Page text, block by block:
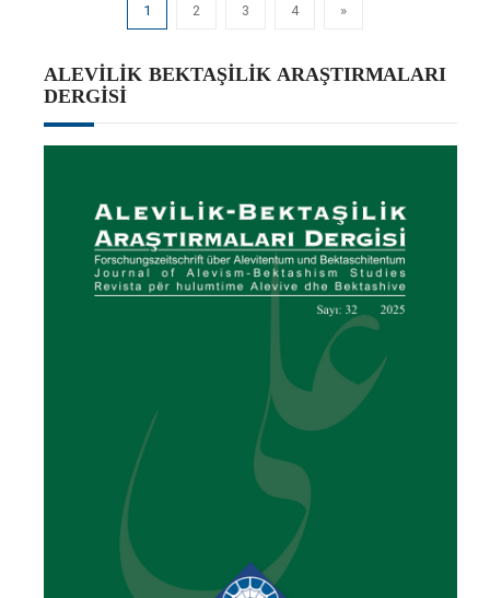
1 2 3 4 »
ALEVILIK BEKTAŞILIK ARAŞTIRMALARI
DERGISI